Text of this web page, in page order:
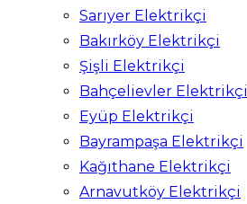
Sarıyer Elektrikçi
Bakırköy Elektrikçi
Şişli Elektrikçi
Bahçelievler Elektrikçi
Eyüp Elektrikçi
Bayrampaşa Elektrikçi
Kağıthane Elektrikçi
Arnavutköy Elektrikçi